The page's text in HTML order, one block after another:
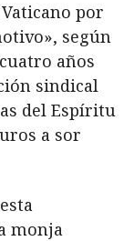
por
según
años
sindical
del Espíritu
a sor
monja